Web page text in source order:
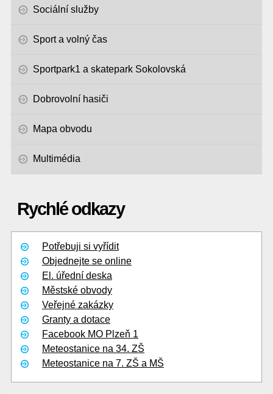
Sociální služby
Sport a volný čas
Sportpark1 a skatepark Sokolovská
Dobrovolní hasiči
Mapa obvodu
Multimédia
Rychlé odkazy
Potřebuji si vyřídit
Objednejte se online
El. úřední deska
Městské obvody
Veřejné zakázky
Granty a dotace
Facebook MO Plzeň 1
Meteostanice na 34. ZŠ
Meteostanice na 7. ZŠ a MŠ